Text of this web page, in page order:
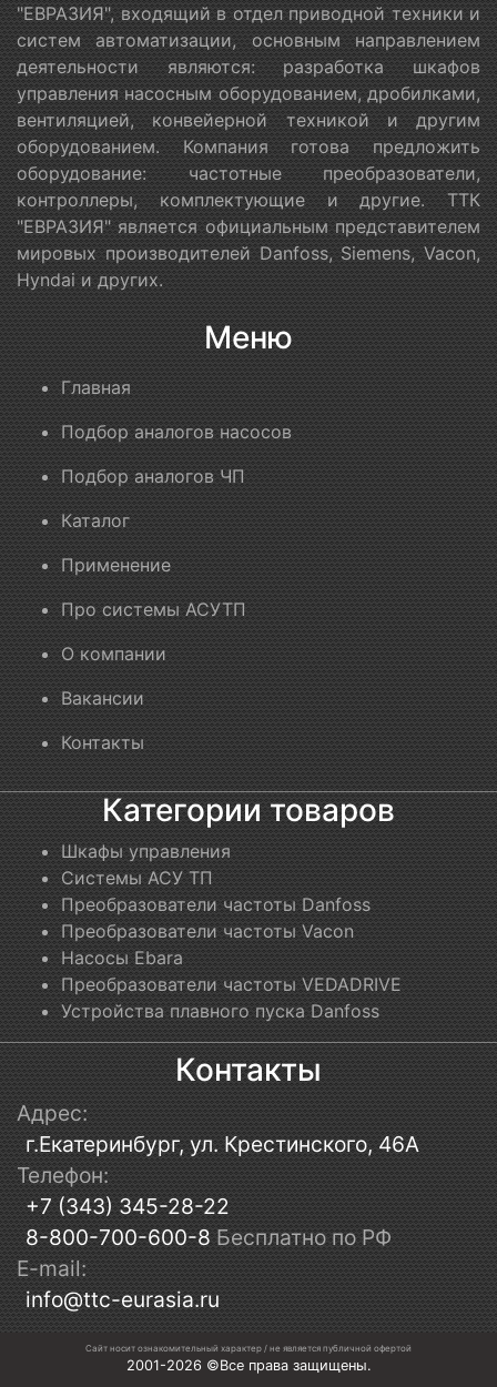
"ЕВРАЗИЯ", входящий в отдел приводной техники и
систем автоматизации, основным направлением
деятельности являются: разработка шкафов
управления насосным оборудованием, дробилками,
вентиляцией, конвейерной техникой и другим
оборудованием. Компания готова предложить
оборудование: частотные преобразователи,
контроллеры, комплектующие и другие. ТТК
"ЕВРАЗИЯ" является официальным представителем
мировых производителей Danfoss, Siemens, Vacon,
Hyndai и других.
Меню
Главная
Подбор аналогов насосов
Подбор аналогов ЧП
Каталог
Применение
Про системы АСУТП
О компании
Вакансии
Контакты
Категории товаров
Шкафы управления
Системы АСУ ТП
Преобразователи частоты Danfoss
Преобразователи частоты Vacon
Насосы Ebara
Преобразователи частоты VEDADRIVE
Устройства плавного пуска Danfoss
Контакты
Адрес:
г.Екатеринбург, ул. Крестинского, 46А
Телефон:
+7 (343) 345-28-22
8-800-700-600-8 Бесплатно по РФ
E-mail:
info@ttc-eurasia.ru
Сайт носит ознакомительный характер / не является публичной офертой
2001-2026 ©Все права защищены.